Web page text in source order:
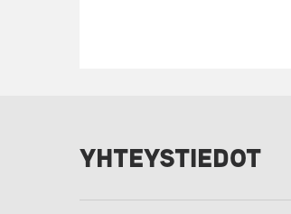
YHTEYSTIEDOT